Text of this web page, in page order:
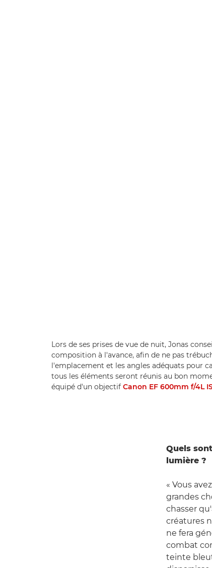
Lors de ses prises de vue de nuit, Jonas
composition à l'avance, afin de ne pas
l'emplacement et les angles adéquats pour
tous les éléments seront réunis au bon
équipé d'un objectif Canon EF 600mm f/4L
Quels
lumière ?
« Vous
grandes
chasser
créatures
ne fera
combat
teinte